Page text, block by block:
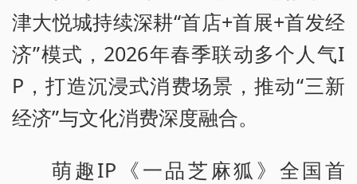
津大悦城持续深耕“首店+首展+首发经
济”模式，2026年春季联动多个人气I
P，打造沉浸式消费场景，推动“三新
经济”与文化消费深度融合。
萌趣IP《一品芝麻狐》全国首